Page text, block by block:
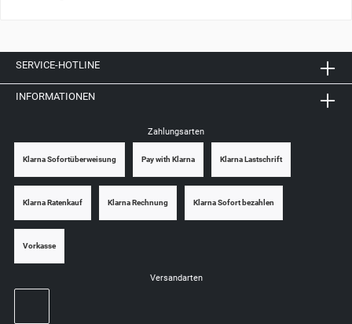
SERVICE-HOTLINE
INFORMATIONEN
Zahlungsarten
Klarna Sofortüberweisung Pay with Klarna Klarna Lastschrift
Klarna Ratenkauf Klarna Rechnung Klarna Sofort bezahlen
Vorkasse
Versandarten